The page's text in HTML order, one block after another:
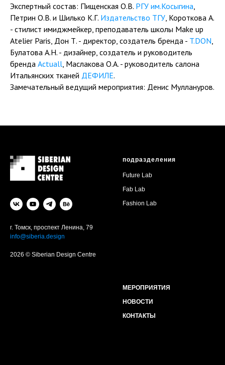
Экспертный состав: Пищенская О.В. РГУ им.Косыгина,
Петрин О.В. и Шилько К.Г. Издательство ТГУ, Короткова А.
- стилист имиджмейкер, преподаватель школы Make up
Atelier Paris, Дон Т. - директор, создатель бренда - T.DON,
Булатова А.Н. - дизайнер, создатель и руководитель
бренда Actuall, Маслакова О.А. - руководитель салона
Итальянских тканей ДЕФИЛЕ.
Замечательный ведущий мероприятия: Денис Муллануров.
г. Томск, проспект Ленина, 79
info@siberia.design
2026 © Siberian Design Centre
подразделения
Future Lab
Fab Lab
Fashion Lab
МЕРОПРИЯТИЯ
НОВОСТИ
КОНТАКТЫ